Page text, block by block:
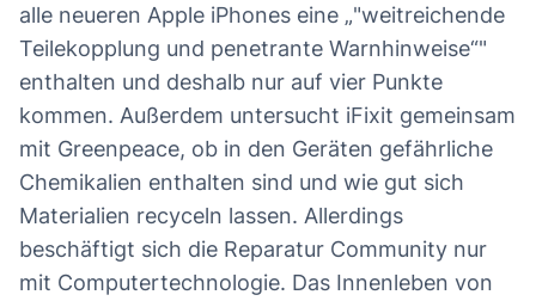
alle neueren Apple iPhones eine „"weitreichende
Teilekopplung und penetrante Warnhinweise“"
enthalten und deshalb nur auf vier Punkte
kommen. Außerdem untersucht iFixit gemeinsam
mit Greenpeace, ob in den Geräten gefährliche
Chemikalien enthalten sind und wie gut sich
Materialien recyceln lassen. Allerdings
beschäftigt sich die Reparatur Community nur
mit Computertechnologie. Das Innenleben von